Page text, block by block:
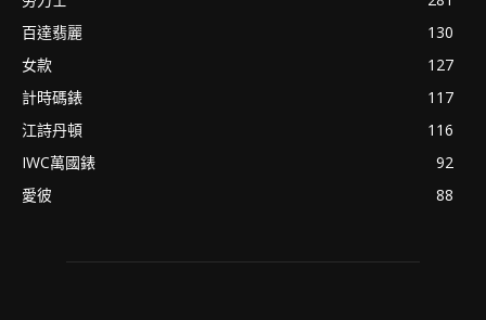
百達翡麗
130
女款
127
計時碼錶
117
江詩丹頓
116
IWC萬國錶
92
愛彼
88